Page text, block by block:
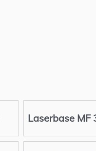
Laserbase MF